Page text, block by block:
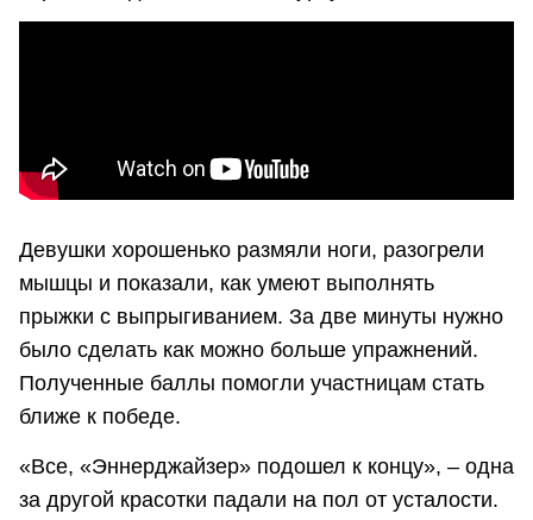
Девушки хорошенько размяли ноги, разогрели
мышцы и показали, как умеют выполнять
прыжки с выпрыгиванием. За две минуты нужно
было сделать как можно больше упражнений.
Полученные баллы помогли участницам стать
ближе к победе.
«Все, «Эннерджайзер» подошел к концу», – одна
за другой красотки падали на пол от усталости.